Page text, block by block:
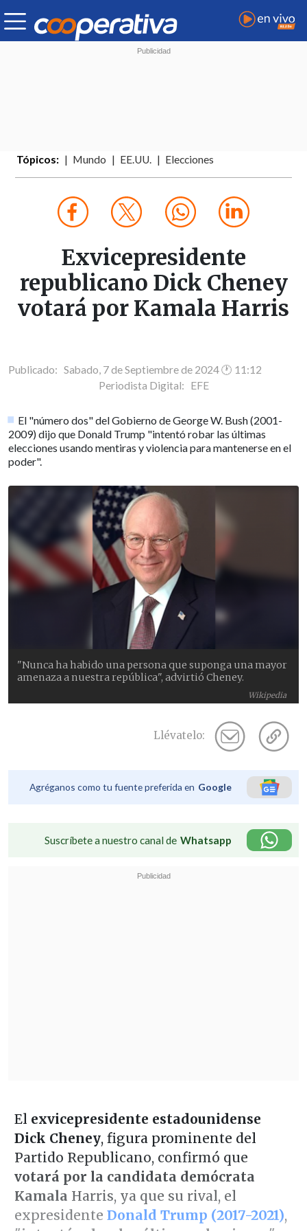
Tópicos: Mundo EE.UU. Elecciones
Exvicepresidente
republicano Dick Cheney
votará por Kamala Harris
Publicado: Sabado, 7 de Septiembre de 2024 🕐 11:12
Periodista Digital: EFE
El "número dos" del Gobierno de George W. Bush (2001-
2009) dijo que Donald Trump "intentó robar las últimas
elecciones usando mentiras y violencia para mantenerse en el
poder".
Wikipedia
"Nunca ha habido una persona que suponga una mayor
amenaza a nuestra república", advirtió Cheney.
Llévatelo:
Agréganos como tu fuente preferida en Google
Suscríbete a nuestro canal de Whatsapp
El exvicepresidente estadounidense
Dick Cheney, figura prominente del
Partido Republicano, confirmó que
votará por la candidata demócrata
Kamala Harris, ya que su rival, el
expresidente Donald Trump (2017-2021),